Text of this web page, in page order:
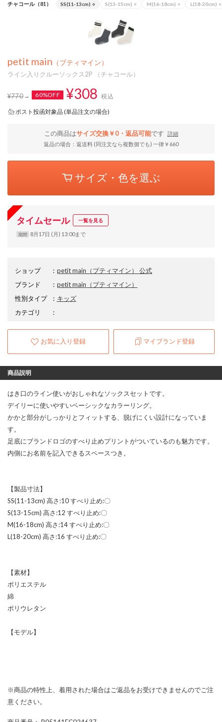
チャコール（81） SS(11-13cm) ○ S(13-15cm) × M(16-18cm) × L(18-20cm) ×
petit main （プティマイン）
ライン入りクルーソックス2P （チャコール）
¥770 60%OFF ¥308 税込
ポスト投函対象品 (単品注文の場合)
この商品はサイズ交換￥0・返品可能です
詳細
返品の場合：返送料 (同注文なら複数個でも) 一律￥660
サイズ・色を選ぶ
タイムセール 一覧を見る
期間 8月17日 (月) 13:00まで
ショップ ： petit main（プティマイン） 公式
ブランド
： petit main （プティマイン）
性別タイプ
： キッズ
カテゴリ
：
お気に入り登録 マイブランド登録
商品説明
はき口のライン使いがおしゃれなソックスセットです。
デイリーに使いやすいベーシックなカラーリング。
かかと部分がしっかりとフィットする、脱げにくい設計になっていま
す。
足底にブランドロゴのすべり止めプリントがついているのも魅力です。
内側にお名前を記入できるスペースつき。
【製品寸法】
SS(11-13cm) 高さ:10 すべり止め:〇
S(13-15cm) 高さ:12 すべり止め:〇
M(16-18cm) 高さ:14 すべり止め:〇
L(18-20cm) 高さ:16 すべり止め:〇
【素材】
ポリエステル
綿
ポリウレタン
【モデル】
※商品の特性上、着用された場合はご返品をお受けできませんのでご注
意ください。